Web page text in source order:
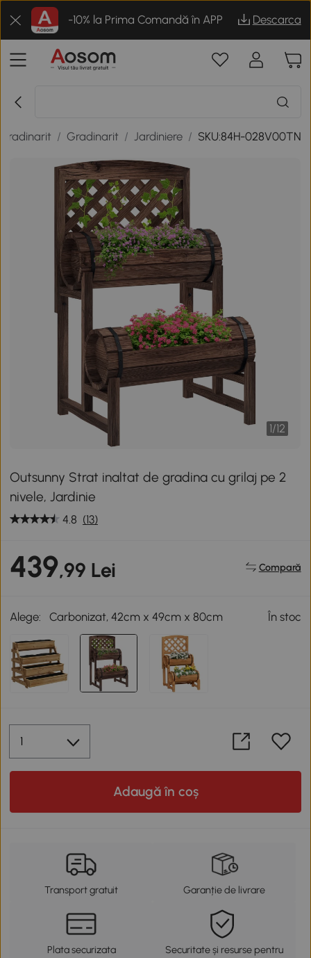
-10% la Prima Comandă în APP Descarca
/ Gradinarit / Jardiniere / SKU:84H-028V00TN
1/12
Outsunny Strat inaltat de gradina cu grilaj pe 2
nivele, Jardinie
4.8 (13)
439,99 Lei Compară
Alege: Carbonizat, 42cm x 49cm x 80cm În stoc
Adaugă în coș
Transport gratuit Garanție de livrare
Plata securizata
Securitate și resurse pentru